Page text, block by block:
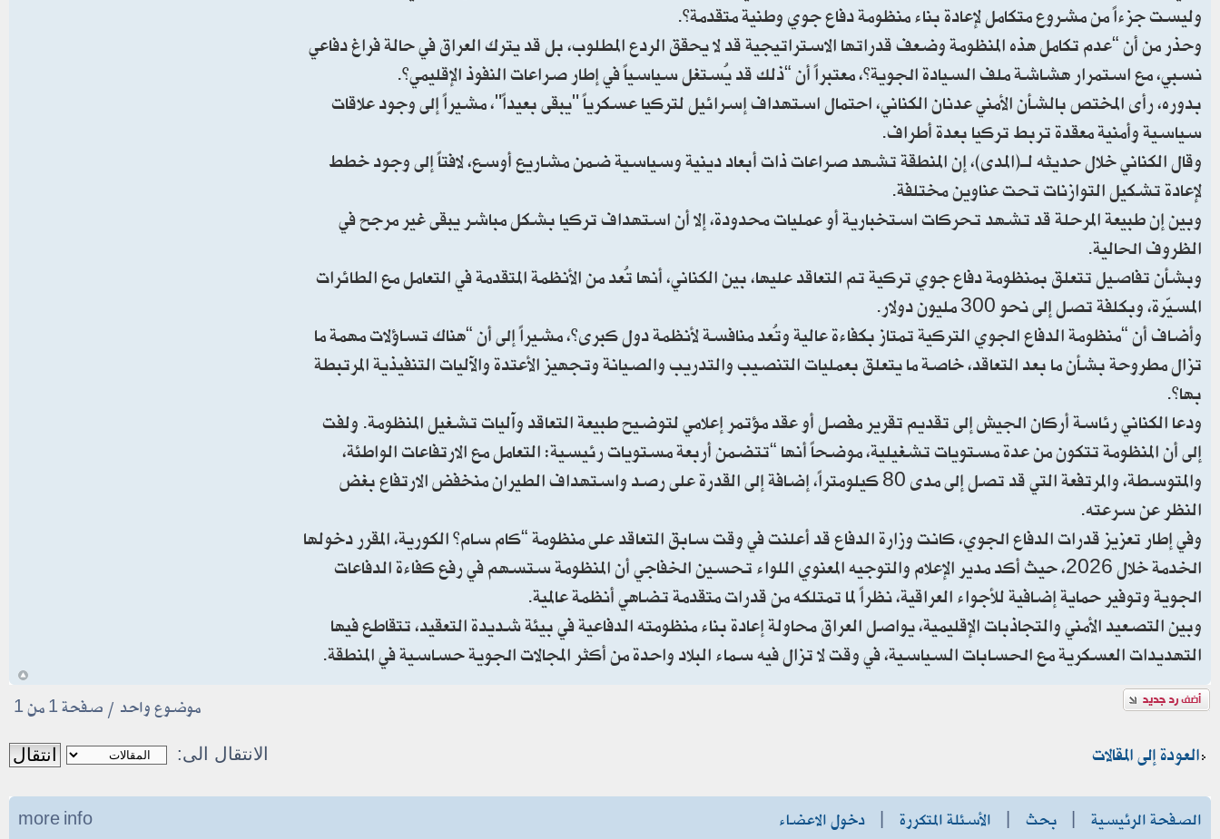
وليست جزءاً من مشروع متكامل لإعادة بناء منظومة دفاع جوي وطنية متقدمة”.
وحذر من أن “عدم تكامل هذه المنظومة وضعف قدراتها الاستراتيجية قد لا يحقق الردع المطلوب، بل قد يترك العراق في حالة فراغ دفاعي
نسبي، مع استمرار هشاشة ملف السيادة الجوية”، معتبراً أن “ذلك قد يُستغل سياسياً في إطار صراعات النفوذ الإقليمي”.
بدوره، رأى المختص بالشأن الأمني عدنان الكناني، احتمال استهداف إسرائيل لتركيا عسكرياً "يبقى بعيداً"، مشيراً إلى وجود علاقات
سياسية وأمنية معقدة تربط تركيا بعدة أطراف.
وقال الكناني خلال حديثه لـ(المدى)، إن المنطقة تشهد صراعات ذات أبعاد دينية وسياسية ضمن مشاريع أوسع، لافتاً إلى وجود خطط
لإعادة تشكيل التوازنات تحت عناوين مختلفة.
وبين إن طبيعة المرحلة قد تشهد تحركات استخبارية أو عمليات محدودة، إلا أن استهداف تركيا بشكل مباشر يبقى غير مرجح في
الظروف الحالية.
وبشأن تفاصيل تتعلق بمنظومة دفاع جوي تركية تم التعاقد عليها، بين الكناني، أنها تُعد من الأنظمة المتقدمة في التعامل مع الطائرات
المسيّرة، وبكلفة تصل إلى نحو 300 مليون دولار.
وأضاف أن “منظومة الدفاع الجوي التركية تمتاز بكفاءة عالية وتُعد منافسة لأنظمة دول كبرى”، مشيراً إلى أن “هناك تساؤلات مهمة ما
تزال مطروحة بشأن ما بعد التعاقد، خاصة ما يتعلق بعمليات التنصيب والتدريب والصيانة وتجهيز الأعتدة والآليات التنفيذية المرتبطة
بها”.
ودعا الكناني رئاسة أركان الجيش إلى تقديم تقرير مفصل أو عقد مؤتمر إعلامي لتوضيح طبيعة التعاقد وآليات تشغيل المنظومة. ولفت
إلى أن المنظومة تتكون من عدة مستويات تشغيلية، موضحاً أنها “تتضمن أربعة مستويات رئيسية: التعامل مع الارتفاعات الواطئة،
والمتوسطة، والمرتفعة التي قد تصل إلى مدى 80 كيلومتراً، إضافة إلى القدرة على رصد واستهداف الطيران منخفض الارتفاع بغض
النظر عن سرعته.
وفي إطار تعزيز قدرات الدفاع الجوي، كانت وزارة الدفاع قد أعلنت في وقت سابق التعاقد على منظومة “كام سام” الكورية، المقرر دخولها
الخدمة خلال 2026، حيث أكد مدير الإعلام والتوجيه المعنوي اللواء تحسين الخفاجي أن المنظومة ستسهم في رفع كفاءة الدفاعات
الجوية وتوفير حماية إضافية للأجواء العراقية، نظراً لما تمتلكه من قدرات متقدمة تضاهي أنظمة عالمية.
وبين التصعيد الأمني والتجاذبات الإقليمية، يواصل العراق محاولة إعادة بناء منظومته الدفاعية في بيئة شديدة التعقيد، تتقاطع فيها
التهديدات العسكرية مع الحسابات السياسية، في وقت لا تزال فيه سماء البلاد واحدة من أكثر المجالات الجوية حساسية في المنطقة.
إضافة رد موضوع واحد • صفحة1من1
العودة إلى المقالات الانتقال الى:
الصفحة الرئيسية | بحث | الأسئلة المتكررة | دخول الاعضاء more info